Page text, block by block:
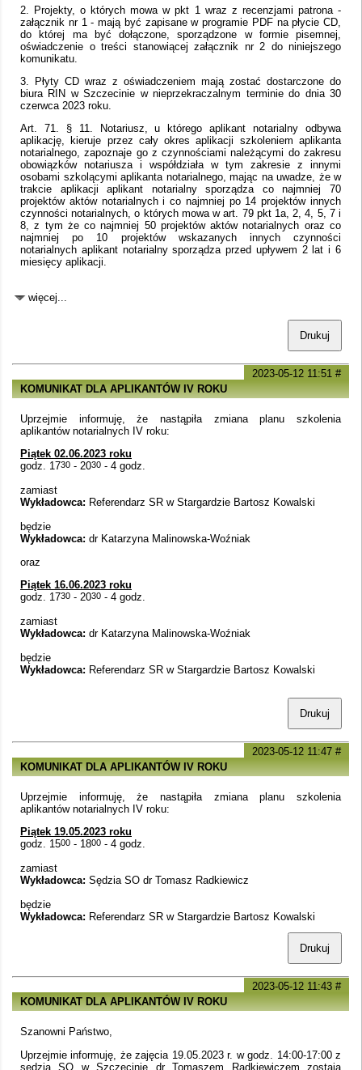
2. Projekty, o których mowa w pkt 1 wraz z recenzjami patrona -
załącznik nr 1 - mają być zapisane w programie PDF na płycie CD,
do której ma być dołączone, sporządzone w formie pisemnej,
oświadczenie o treści stanowiącej załącznik nr 2 do niniejszego
komunikatu.
3. Płyty CD wraz z oświadczeniem mają zostać dostarczone do
biura RIN w Szczecinie w nieprzekraczalnym terminie do dnia 30
czerwca 2023 roku.
Art. 71. § 11. Notariusz, u którego aplikant notarialny odbywa
aplikację, kieruje przez cały okres aplikacji szkoleniem aplikanta
notarialnego, zapoznaje go z czynnościami należącymi do zakresu
obowiązków notariusza i współdziała w tym zakresie z innymi
osobami szkolącymi aplikanta notarialnego, mając na uwadze, że w
trakcie aplikacji aplikant notarialny sporządza co najmniej 70
projektów aktów notarialnych i co najmniej po 14 projektów innych
czynności notarialnych, o których mowa w art. 79 pkt 1a, 2, 4, 5, 7 i
8, z tym że co najmniej 50 projektów aktów notarialnych oraz co
najmniej po 10 projektów wskazanych innych czynności
notarialnych aplikant notarialny sporządza przed upływem 2 lat i 6
miesięcy aplikacji.
więcej...
Drukuj
2023-05-12 11:51 #
KOMUNIKAT DLA APLIKANTÓW IV ROKU
Uprzejmie informuję, że nastąpiła zmiana planu szkolenia
aplikantów notarialnych IV roku:
Piątek 02.06.2023 roku
godz. 1730 - 2030 - 4 godz.
zamiast
Wykładowca: Referendarz SR w Stargardzie Bartosz Kowalski
będzie
Wykładowca: dr Katarzyna Malinowska-Woźniak
oraz
Piątek 16.06.2023 roku
godz. 1730 - 2030 - 4 godz.
zamiast
Wykładowca: dr Katarzyna Malinowska-Woźniak
będzie
Wykładowca: Referendarz SR w Stargardzie Bartosz Kowalski
Drukuj
2023-05-12 11:47 #
KOMUNIKAT DLA APLIKANTÓW IV ROKU
Uprzejmie informuję, że nastąpiła zmiana planu szkolenia
aplikantów notarialnych IV roku:
Piątek 19.05.2023 roku
godz. 1500 - 1800 - 4 godz.
zamiast
Wykładowca: Sędzia SO dr Tomasz Radkiewicz
będzie
Wykładowca: Referendarz SR w Stargardzie Bartosz Kowalski
Drukuj
2023-05-12 11:43 #
KOMUNIKAT DLA APLIKANTÓW IV ROKU
Szanowni Państwo,
Uprzejmie informuję, że zajęcia 19.05.2023 r. w godz. 14:00-17:00 z
sędzią SO w Szczecinie dr Tomaszem Radkiewiczem zostają